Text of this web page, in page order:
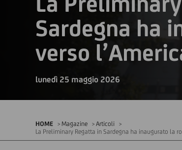
Sardegna ha
verso
lunedì 25 maggio 2026
HOME Magazine
Articoli
La Preliminary Regatta in Sardegna ha inaugurato la